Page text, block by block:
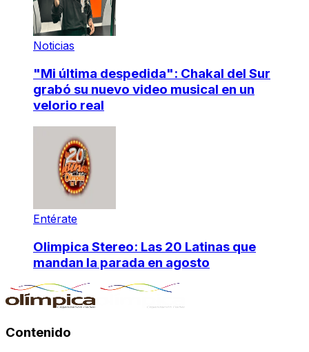
Noticias
"Mi última despedida": Chakal del Sur
grabó su nuevo video musical en un
velorio real
Entérate
Olimpica Stereo: Las 20 Latinas que
mandan la parada en agosto
Contenido